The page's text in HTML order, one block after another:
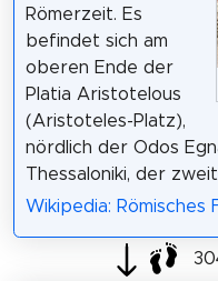
Römerzeit. Es
befindet sich am
oberen Ende der
Platia Aristotelous
(Aristoteles-Platz),
nördlich der Odos
Thessaloniki, der
Wikipedia: Römisches